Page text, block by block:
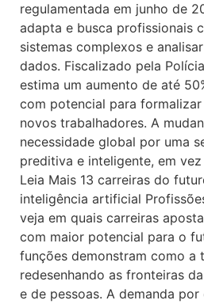
regulamentada em junho de
adapta e busca profissionais
sistemas complexos e
dados. Fiscalizado pela
estima um aumento de até
com potencial para
novos trabalhadores. A
necessidade global por uma
preditiva e inteligente, em
Leia Mais 13 carreiras do
inteligência artificial
veja em quais carreiras
com maior potencial para o
funções demonstram como a
redesenhando as fronteiras
e de pessoas. A demanda por